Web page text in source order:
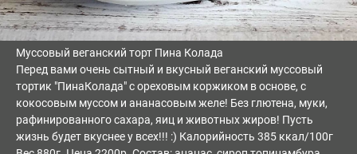
Муссовый веганский торт Пина Колада
Перед вами очень сытный и вкусный веганский муссовый
тортик "ПинаКолада" с ореховым коржиком в основе, с
кокосовым муссом и ананасовым желе! Без глютена, муки,
рафинированного сахара, яиц и животных жиров! Пусть
жизнь будет вкуснее у всех!!! :) Калорийность 385 ккал/100г